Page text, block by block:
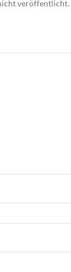
veröffentlicht.